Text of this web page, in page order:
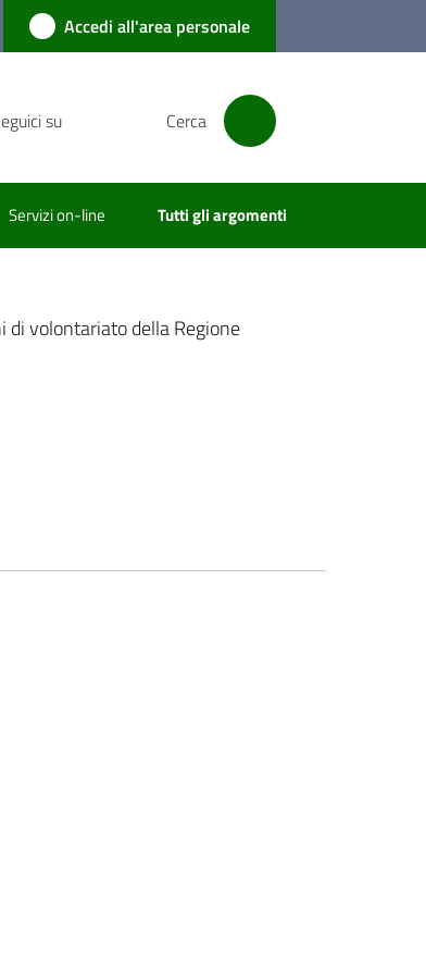
Accedi all'area personale
su Cerca
Servizi on-line Tutti gli argomenti
di volontariato della Regione